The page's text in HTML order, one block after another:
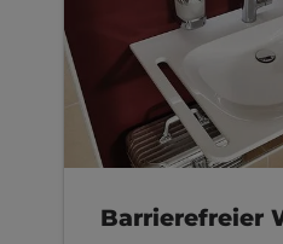
Barrierefreier